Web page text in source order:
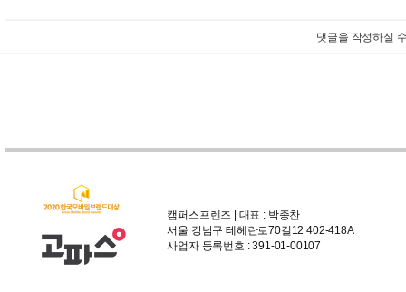
댓글을 작성하실
캠퍼스프렌즈 | 대표 : 박종찬
서울 강남구 테헤란로70길12 402-418A
사업자 등록번호 : 391-01-00107